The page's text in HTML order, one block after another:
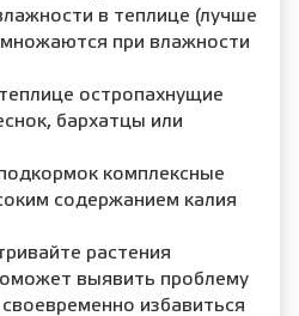
в теплице (лучше
при влажности
остропахнущие
бархатцы или
комплексные
содержанием калия
растения
выявить проблему
избавиться